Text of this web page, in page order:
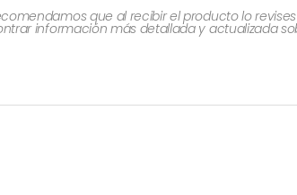
que al recibir el producto lo
información más detallada y actualizada